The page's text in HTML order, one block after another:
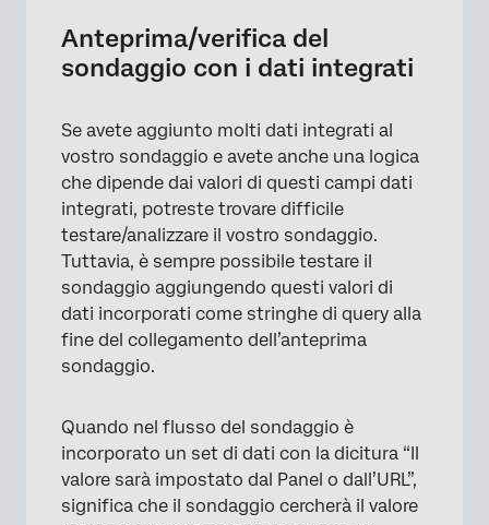
Anteprima/verifica del
sondaggio con i dati integrati
Se avete aggiunto molti dati integrati al
vostro sondaggio e avete anche una logica
che dipende dai valori di questi campi dati
integrati, potreste trovare difficile
testare/analizzare il vostro sondaggio.
Tuttavia, è sempre possibile testare il
sondaggio aggiungendo questi valori di
dati incorporati come stringhe di query alla
fine del collegamento dell’anteprima
sondaggio.
Quando nel flusso del sondaggio è
incorporato un set di dati con la dicitura “Il
valore sarà impostato dal Panel o dall’URL”,
significa che il sondaggio cercherà il valore